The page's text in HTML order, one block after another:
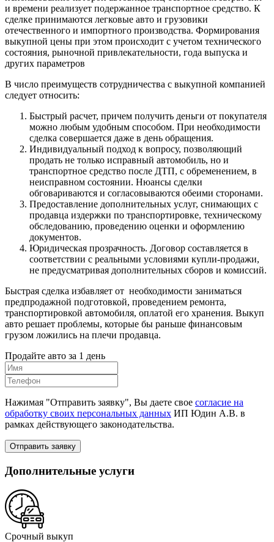
и времени реализует подержанное транспортное средство. К
сделке принимаются легковые авто и грузовики
отечественного и импортного производства. Формирования
выкупной цены при этом происходит с учетом технического
состояния, рыночной привлекательности, года выпуска и
других параметров
В число преимуществ сотрудничества с выкупной компанией
следует относить:
Быстрый расчет, причем получить деньги от покупателя
можно любым удобным способом. При необходимости
сделка совершается даже в день обращения.
Индивидуальный подход к вопросу, позволяющий
продать не только исправный автомобиль, но и
транспортное средство после ДТП, с обременением, в
неисправном состоянии. Нюансы сделки
обговариваются и согласовываются обеими сторонами.
Предоставление дополнительных услуг, снимающих с
продавца издержки по транспортировке, техническому
обследованию, проведению оценки и оформлению
документов.
Юридическая прозрачность. Договор составляется в
соответствии с реальными условиями купли-продажи,
не предусматривая дополнительных сборов и комиссий.
Быстрая сделка избавляет от необходимости заниматься
предпродажной подготовкой, проведением ремонта,
транспортировкой автомобиля, оплатой его хранения. Выкуп
авто решает проблемы, которые бы раньше финансовым
грузом ложились на плечи продавца.
Продайте авто за 1 день
Нажимая "Отправить заявку", Вы даете свое согласие на
обработку своих персональных данных ИП Юдин А.В. в
рамках действующего законодательства.
Отправить заявку
Дополнительные услуги
Срочный выкуп